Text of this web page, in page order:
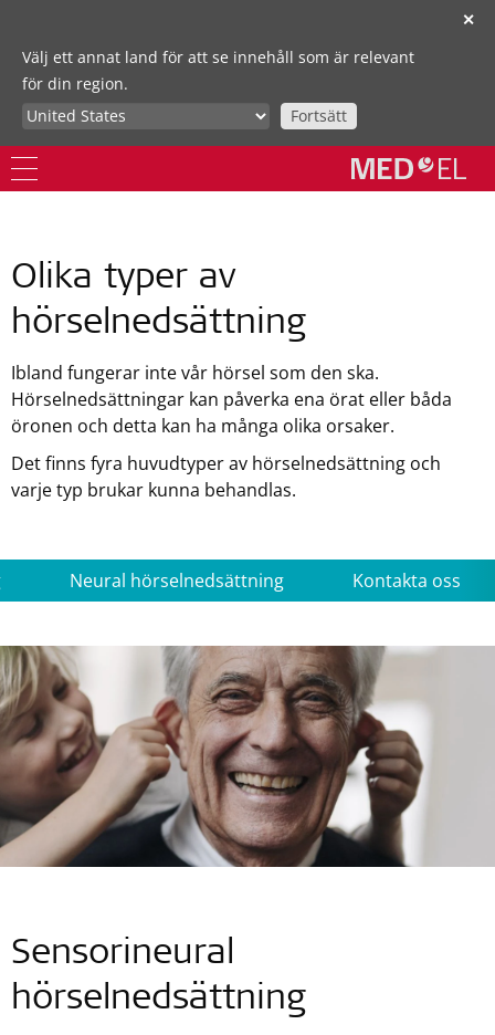
✕
Välj ett annat land för att se innehåll som är relevant
för din region.
Fortsätt
Olika typer av
hörselnedsättning
Ibland fungerar inte vår hörsel som den ska.
Hörselnedsättningar kan påverka ena örat eller båda
öronen och detta kan ha många olika orsaker.
Det finns fyra huvudtyper av hörselnedsättning och
varje typ brukar kunna behandlas.
Neural hörselnedsättning Kontakta oss
Sensorineural
hörselnedsättning